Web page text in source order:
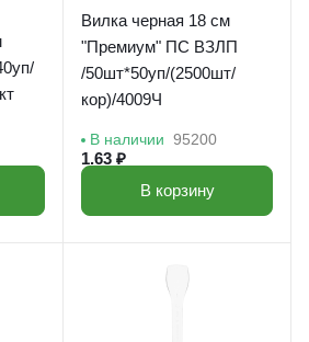
Вилка черная 18 см
"Премиум" ПС ВЗЛП
/50шт*50уп/(2500шт/
кор)/4009Ч
В наличии 95200
1.63 ₽
В корзину